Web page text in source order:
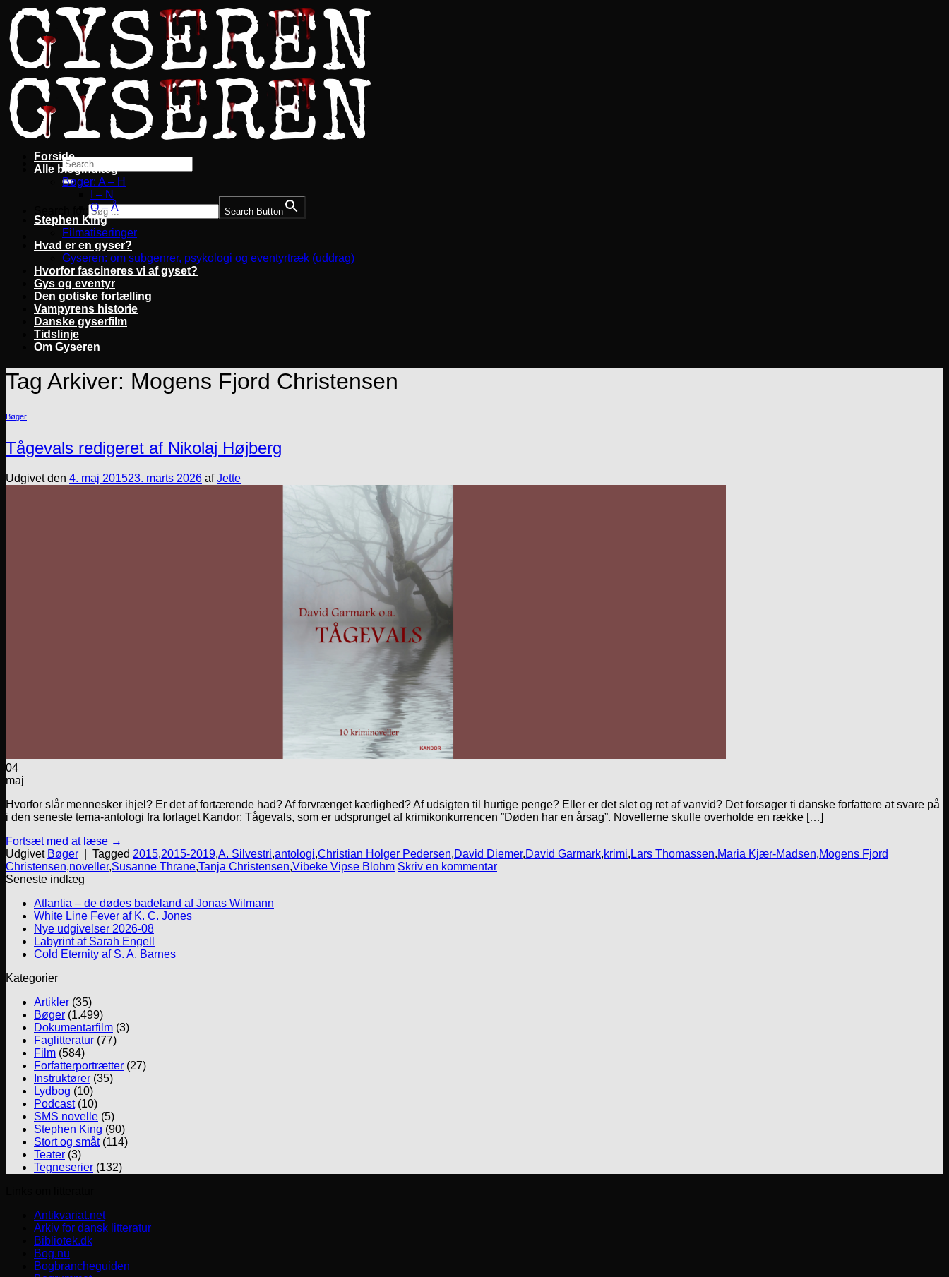
Fortsæt
til
indhold
Search Button
Forside
Alle blogindlæg
Bøger: A – H
I – N
O – Å
Stephen King
Filmatiseringer
Hvad er en gyser?
Gyseren: om subgenrer, psykologi og eventyrtræk (uddrag)
Hvorfor fascineres vi af gyset?
Gys og eventyr
Den gotiske fortælling
Vampyrens historie
Danske gyserfilm
Tidslinje
Om Gyseren
Tag Arkiver: Mogens Fjord Christensen
Bøger
Tågevals redigeret af Nikolaj Højberg
Udgivet den 4. maj 201523. marts 2026 afJette
04
maj
Hvorfor slår mennesker ihjel? Er det af fortærende had? Af forvrænget kærlighed? Af udsigten til hurtige penge? Eller er det slet og ret af vanvid? Det forsøger ti danske forfattere at svare på
i den seneste tema-antologi fra forlaget Kandor: Tågevals, som er udsprunget af krimikonkurrencen ”Døden har en årsag”. Novellerne skulle overholde en række […]
Fortsæt med at læse →
Udgivet Bøger Tagged 2015,2015-2019,A. Silvestri,antologi,Christian Holger Pedersen,David Diemer,David Garmark,krimi, Lars Thomassen,Maria Kjær-Madsen,Mogens Fjord
Christensen,noveller,Susanne Thrane,Tanja Christensen,Vibeke Vipse Blohm Skriv en kommentar
Seneste indlæg
Atlantia – de dødes badeland af Jonas Wilmann
White Line Fever af K. C. Jones
Nye udgivelser 2026-08
Labyrint af Sarah Engell
Cold Eternity af S. A. Barnes
Kategorier
Artikler (35)
Bøger (1.499)
Dokumentarfilm (3)
Faglitteratur (77)
Film (584)
Forfatterportrætter (27)
Instruktører (35)
Lydbog (10)
Podcast(10)
SMS novelle (5)
Stephen King (90)
Stort og småt(114)
Teater (3)
Tegneserier (132)
Antikvariat.net
Arkiv for dansk litteratur
Bibliotek.dk
Bog.nu
Bogbrancheguiden